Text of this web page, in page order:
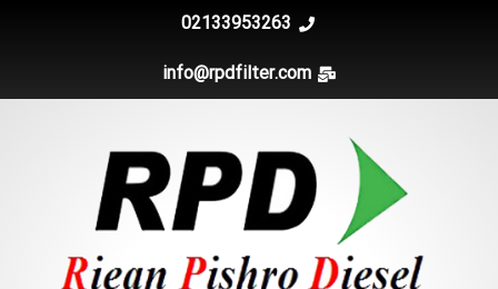
02133953263
info@rpdfilter.com